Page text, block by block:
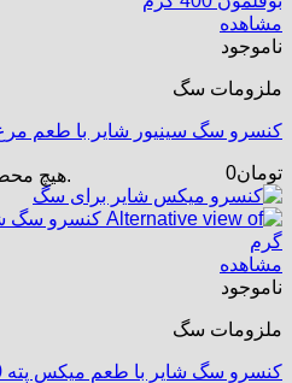
هیچ محصولی در سبد خرید نیست.
مشاهده
ناموجود
ملزومات سگ
کنسرو سگ سینیور شایر با طعم مرغ و
تومان0
مشاهده
ناموجود
ملزومات سگ
کنسرو سگ شایر با طعم میکس پته 800 گرم